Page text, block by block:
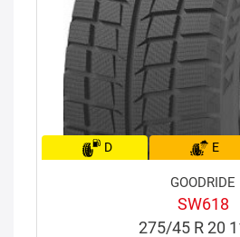
D E
GOODRIDE
SW618
275/45 R 20